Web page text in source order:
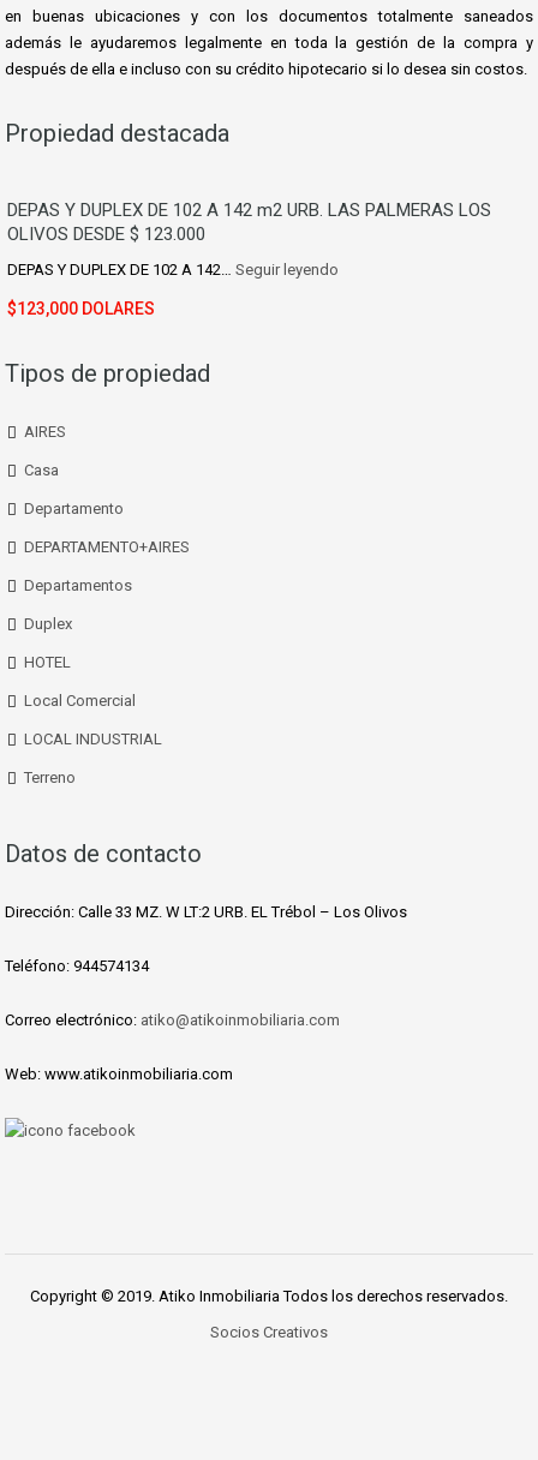
en buenas ubicaciones y con los documentos totalmente saneados
además le ayudaremos legalmente en toda la gestión de la compra y
después de ella e incluso con su crédito hipotecario si lo desea sin costos.
Propiedad destacada
DEPAS Y DUPLEX DE 102 A 142 m2 URB. LAS PALMERAS LOS
OLIVOS DESDE $ 123.000
DEPAS Y DUPLEX DE 102 A 142… Seguir leyendo
$123,000 DOLARES
Tipos de propiedad
AIRES
Casa
Departamento
DEPARTAMENTO+AIRES
Departamentos
Duplex
HOTEL
Local Comercial
LOCAL INDUSTRIAL
Terreno
Datos de contacto
Dirección: Calle 33 MZ. W LT:2 URB. EL Trébol – Los Olivos
Teléfono: 944574134
Correo electrónico: atiko@atikoinmobiliaria.com
Web: www.atikoinmobiliaria.com
Copyright © 2019. Atiko Inmobiliaria Todos los derechos reservados.
Socios Creativos